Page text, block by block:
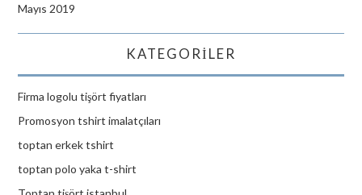
Mayıs 2019
KATEGORILER
Firma logolu tişört fiyatları
Promosyon tshirt imalatçıları
toptan erkek tshirt
toptan polo yaka t-shirt